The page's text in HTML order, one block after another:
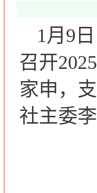
1月9
召开
家申，
社主委